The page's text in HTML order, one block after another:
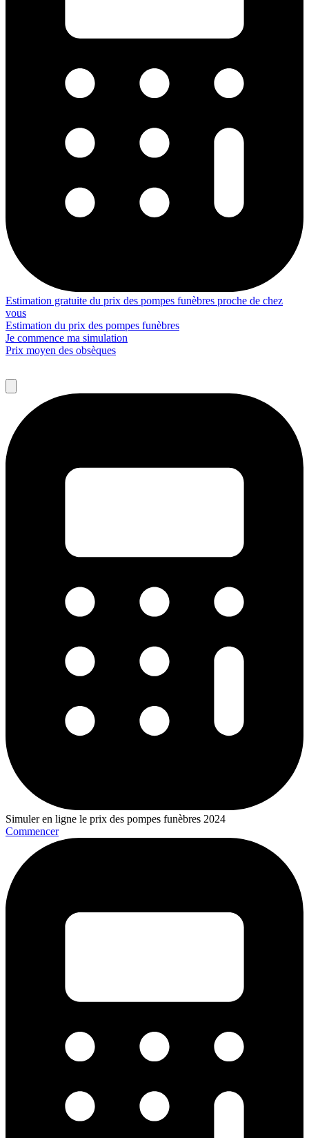
Estimation gratuite du prix des pompes funèbres proche de chez
vous
Estimation du prix des pompes funèbres
Je commence ma simulation
Prix moyen des obsèques
Simuler en ligne le prix des pompes funèbres 2024
Commencer